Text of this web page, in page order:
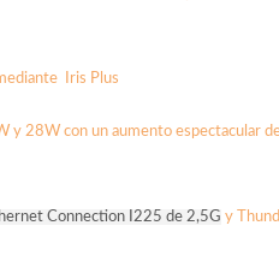
Iris Plus
y 28W con un aumento espectacular
Connection I225 de 2,5G y